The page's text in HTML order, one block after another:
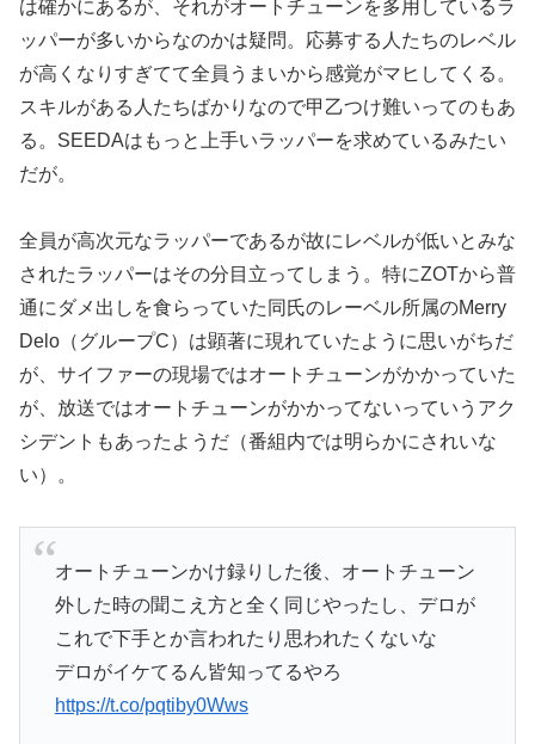
は確かにあるが、それがオートチューンを多用しているラ
ッパーが多いからなのかは疑問。応募する人たちのレベル
が高くなりすぎてて全員うまいから感覚がマヒしてくる。
スキルがある人たちばかりなので甲乙つけ難いってのもあ
る。SEEDAはもっと上手いラッパーを求めているみたい
だが。
全員が高次元なラッパーであるが故にレベルが低いとみな
されたラッパーはその分目立ってしまう。特にZOTから普
通にダメ出しを食らっていた同氏のレーベル所属のMerry
Delo（グループC）は顕著に現れていたように思いがちだ
が、サイファーの現場ではオートチューンがかかっていた
が、放送ではオートチューンがかかってないっていうアク
シデントもあったようだ（番組内では明らかにされいな
い）。
オートチューンかけ録りした後、オートチューン
外した時の聞こえ方と全く同じやったし、デロが
これで下手とか言われたり思われたくないな
デロがイケてるん皆知ってるやろ
https://t.co/pqtiby0Wws